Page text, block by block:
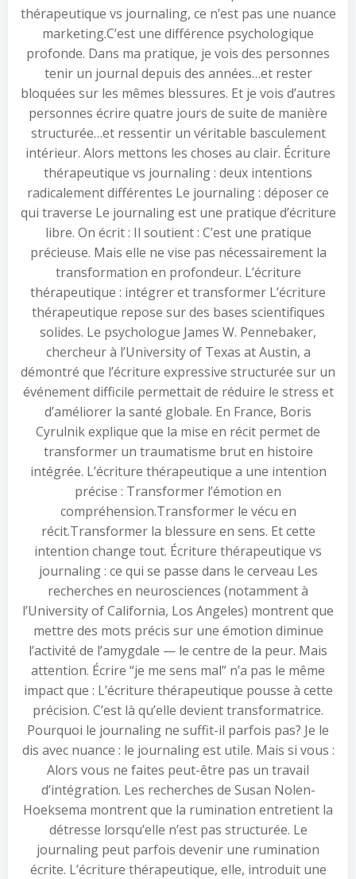
thérapeutique vs journaling, ce n’est pas une nuance
marketing.C’est une différence psychologique
profonde. Dans ma pratique, je vois des personnes
tenir un journal depuis des années…et rester
bloquées sur les mêmes blessures. Et je vois d’autres
personnes écrire quatre jours de suite de manière
structurée…et ressentir un véritable basculement
intérieur. Alors mettons les choses au clair. Écriture
thérapeutique vs journaling : deux intentions
radicalement différentes Le journaling : déposer ce
qui traverse Le journaling est une pratique d’écriture
libre. On écrit : Il soutient : C’est une pratique
précieuse. Mais elle ne vise pas nécessairement la
transformation en profondeur. L’écriture
thérapeutique : intégrer et transformer L’écriture
thérapeutique repose sur des bases scientifiques
solides. Le psychologue James W. Pennebaker,
chercheur à l’University of Texas at Austin, a
démontré que l’écriture expressive structurée sur un
événement difficile permettait de réduire le stress et
d’améliorer la santé globale. En France, Boris
Cyrulnik explique que la mise en récit permet de
transformer un traumatisme brut en histoire
intégrée. L’écriture thérapeutique a une intention
précise : Transformer l’émotion en
compréhension.Transformer le vécu en
récit.Transformer la blessure en sens. Et cette
intention change tout. Écriture thérapeutique vs
journaling : ce qui se passe dans le cerveau Les
recherches en neurosciences (notamment à
l’University of California, Los Angeles) montrent que
mettre des mots précis sur une émotion diminue
l’activité de l’amygdale — le centre de la peur. Mais
attention. Écrire “je me sens mal” n’a pas le même
impact que : L’écriture thérapeutique pousse à cette
précision. C’est là qu’elle devient transformatrice.
Pourquoi le journaling ne suffit-il parfois pas? Je le
dis avec nuance : le journaling est utile. Mais si vous :
Alors vous ne faites peut-être pas un travail
d’intégration. Les recherches de Susan Nolen-
Hoeksema montrent que la rumination entretient la
détresse lorsqu’elle n’est pas structurée. Le
journaling peut parfois devenir une rumination
écrite. L’écriture thérapeutique, elle, introduit une